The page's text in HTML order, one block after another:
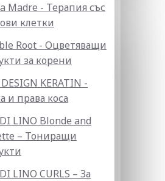
Madre - Терапия със
клетки
Root - Оцветяващи
за корени
KERATIN -
и права коса
LINO Blonde and
– Тониращи
LINO CURLS – За